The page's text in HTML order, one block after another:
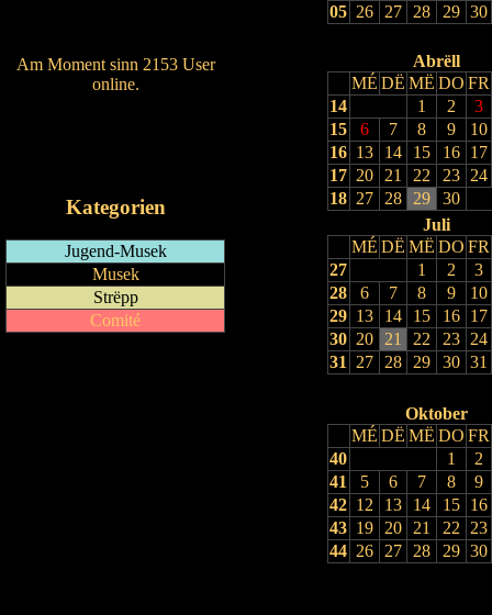
Am Moment sinn 2153 User
online.
Kategorien
Jugend-Musek
Musek
Strëpp
Comité
05 26 27 28 29 30
Abrëll
MÉ DË MË DO FR
14
1 2
3
15
6 7 8 9
10
16 13 14 15 16
17
17 20 21 22 23
24
18 27 28 29
30
Juli
MÉ DË MË DO FR
27
1 2
3
28
6 7 8 9
10
29 13 14 15 16
17
30 20 21 22 23
24
31
27 28 29 30 31
Oktober
MÉ DË MË DO FR
40
1
2
41
5 6 7 8
9
42 12 13 14 15
16
43 19 20 21 22
23
44 26 27 28 29 30